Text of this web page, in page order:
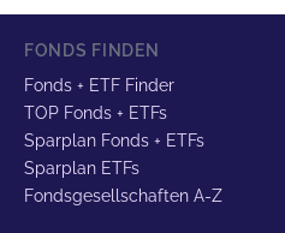
FONDS FINDEN
Fonds + ETF Finder
TOP Fonds + ETFs
Sparplan Fonds + ETFs
Sparplan ETFs
Fondsgesellschaften A-Z